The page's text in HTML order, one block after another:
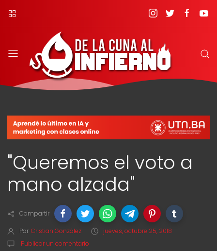
"Queremos el voto a
mano alzada"
Compartir
Por Cristian González
jueves, octubre 25, 2018
Publicar un comentario